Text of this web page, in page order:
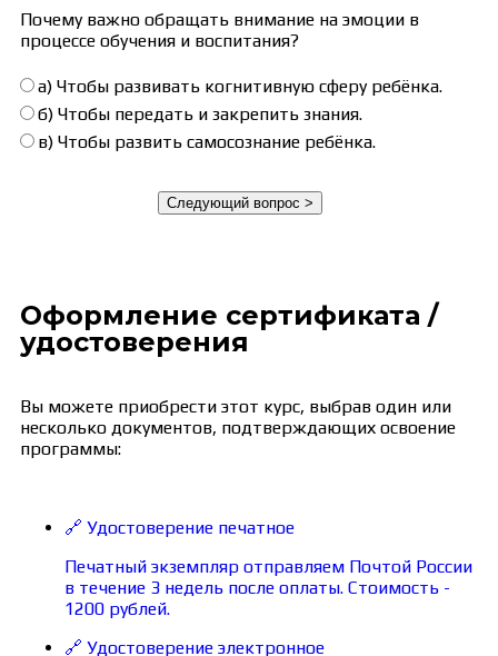
Почему важно обращать внимание на эмоции в
процессе обучения и воспитания?
а) Чтобы развивать когнитивную сферу ребёнка.
б) Чтобы передать и закрепить знания.
в) Чтобы развить самосознание ребёнка.
Оформление сертификата /
удостоверения
Вы можете приобрести этот курс, выбрав один или
несколько документов, подтверждающих освоение
программы:
🔗 Удостоверение печатное
Печатный экземпляр отправляем Почтой России
в течение 3 недель после оплаты. Стоимость -
1200 рублей.
🔗 Удостоверение электронное